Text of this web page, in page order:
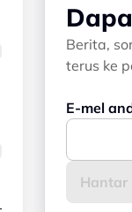
Berita,
terus ke
E-mel